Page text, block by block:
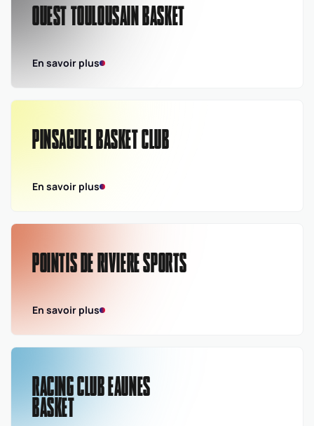
OUEST TOULOUSAIN BASKET
En savoir plus
PINSAGUEL BASKET CLUB
En savoir plus
POINTIS DE RIVIERE SPORTS
En savoir plus
RACING CLUB EAUNES
BASKET